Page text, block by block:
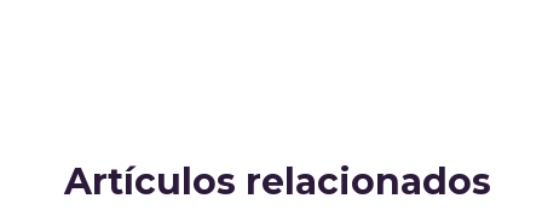
Artículos relacionados